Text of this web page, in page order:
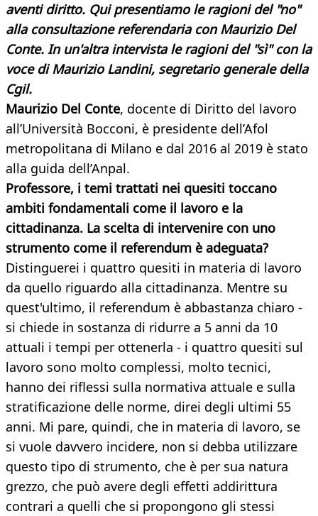
aventi diritto. Qui presentiamo le ragioni del "no"
alla consultazione referendaria con Maurizio Del
Conte. In un'altra intervista le ragioni del "sì" con la
voce di Maurizio Landini, segretario generale della
Cgil.
Maurizio Del Conte, docente di Diritto del lavoro
all’Università Bocconi, è presidente dell’Afol
metropolitana di Milano e dal 2016 al 2019 è stato
alla guida dell’Anpal.
Professore, i temi trattati nei quesiti toccano
ambiti fondamentali come il lavoro e la
cittadinanza. La scelta di intervenire con uno
strumento come il referendum è adeguata?
Distinguerei i quattro quesiti in materia di lavoro
da quello riguardo alla cittadinanza. Mentre su
quest'ultimo, il referendum è abbastanza chiaro -
si chiede in sostanza di ridurre a 5 anni da 10
attuali i tempi per ottenerla - i quattro quesiti sul
lavoro sono molto complessi, molto tecnici,
hanno dei riflessi sulla normativa attuale e sulla
stratificazione delle norme, direi degli ultimi 55
anni. Mi pare, quindi, che in materia di lavoro, se
si vuole davvero incidere, non si debba utilizzare
questo tipo di strumento, che è per sua natura
grezzo, che può avere degli effetti addirittura
contrari a quelli che si propongono gli stessi